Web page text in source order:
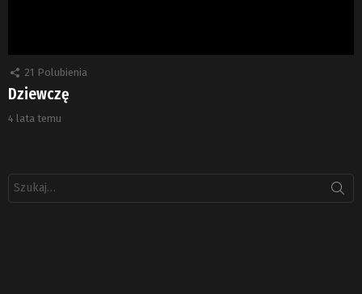
21 Polubienia
Dziewczę
4 lata temu